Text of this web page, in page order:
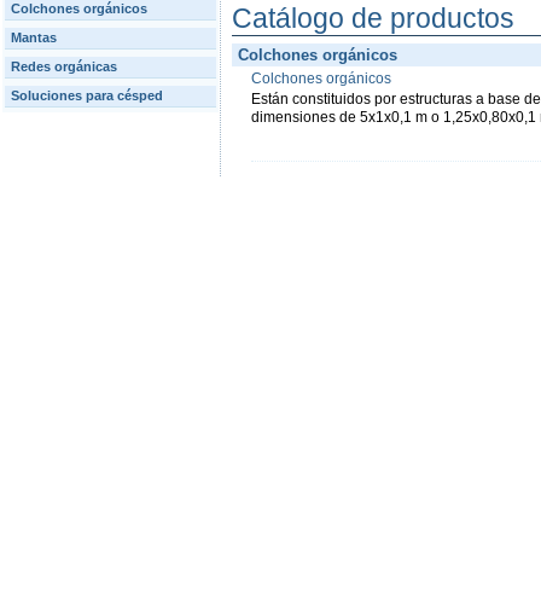
Colchones orgánicos
Mantas
Redes orgánicas
Soluciones para césped
Catálogo de productos
Colchones orgánicos
Colchones orgánicos
Están constituidos por estructuras a base
dimensiones de 5x1x0,1 m o